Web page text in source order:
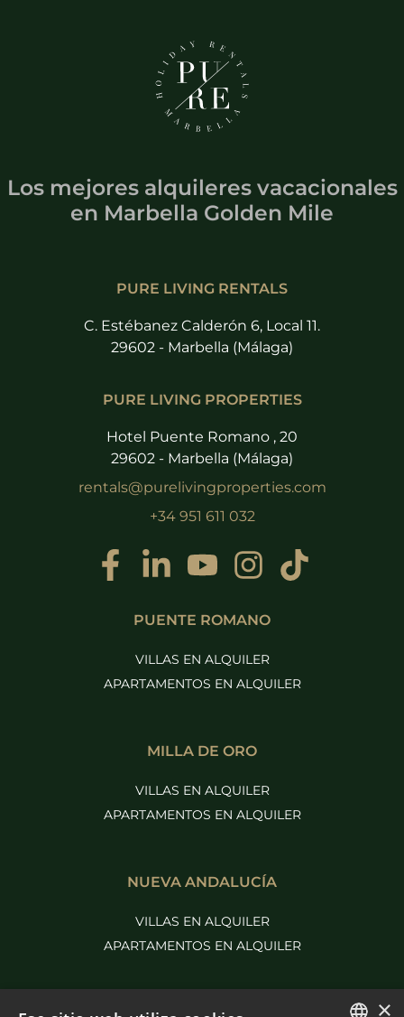
Los mejores alquileres vacacionales
en Marbella Golden Mile
PURE LIVING RENTALS
C. Estébanez Calderón 6, Local 11.
29602 - Marbella (Málaga)
PURE LIVING PROPERTIES
Hotel Puente Romano , 20
29602 - Marbella (Málaga)
rentals@purelivingproperties.com
+34 951 611 032
PUENTE ROMANO
VILLAS EN ALQUILER
APARTAMENTOS EN ALQUILER
MILLA DE ORO
VILLAS EN ALQUILER
APARTAMENTOS EN ALQUILER
NUEVA ANDALUCÍA
VILLAS EN ALQUILER
APARTAMENTOS EN ALQUILER
MÁS PURE LIVING ×